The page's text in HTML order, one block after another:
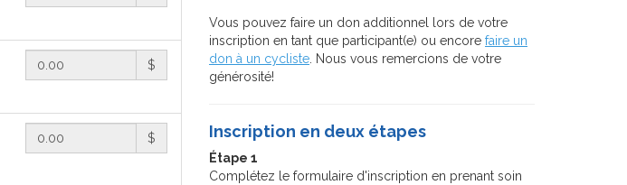
$
$
Vous pouvez faire un don additionnel lors de votre
inscription en tant que participant(e) ou encore faire un
don à un cycliste . Nous vous remercions de votre
générosité!
Inscription en deux étapes
Étape 1
Complétez le formulaire d'inscription en prenant soin